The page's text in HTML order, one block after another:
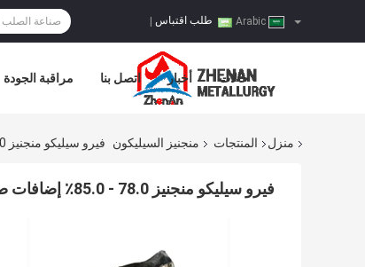
طلب اقتباس
مراقبة الجودة اتصل بنا أخبار حالات
منزل المنتجات منجنيز السيليكون فيرو سيليكو منجنيز 78.0 - 85.0٪ إضافات صناعة الصلب
فيرو سيليكو منجنيز 78.0 - 85.0٪ إضافات صناعة الصلب